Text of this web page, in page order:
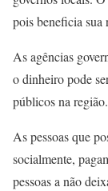
pois beneficia sua
As agências
o dinheiro pode
públicos na região.
As pessoas que
socialmente,
pessoas a não